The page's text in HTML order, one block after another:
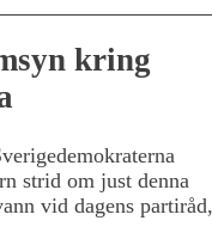
kring
strid om just denna
vid dagens partiråd,